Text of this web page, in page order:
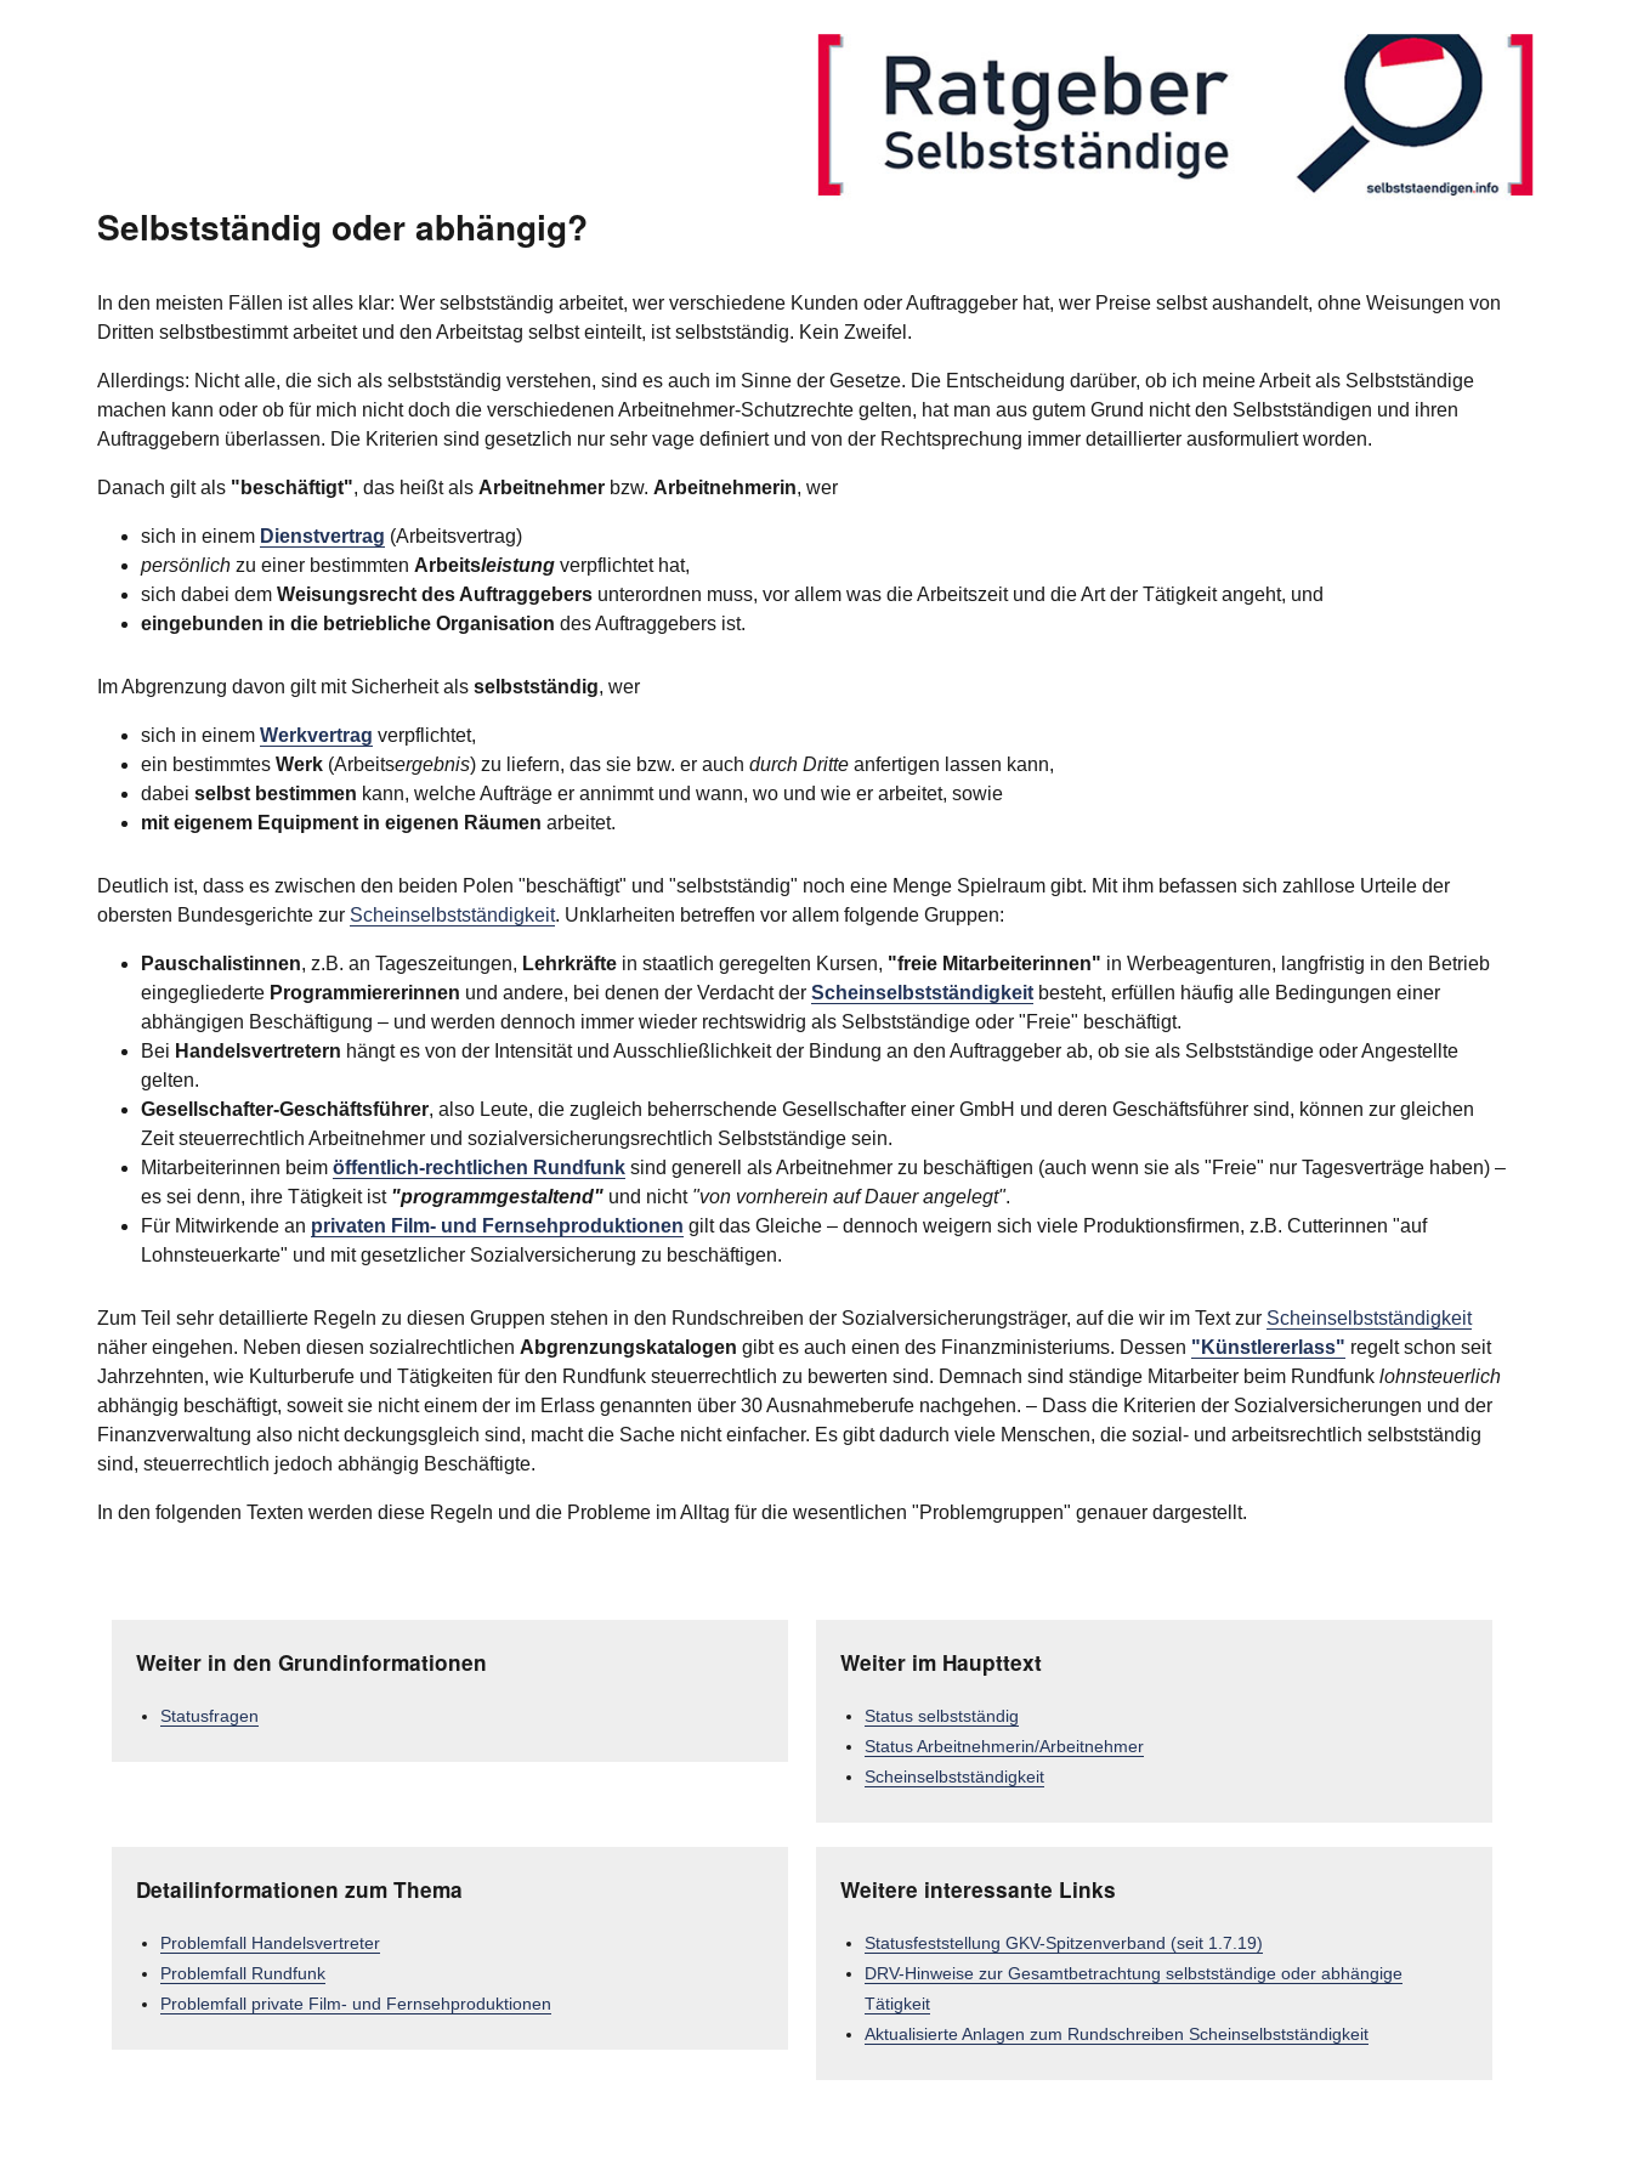
Selbstständig oder abhängig?
In den meisten Fällen ist alles klar: Wer selbstständig arbeitet, wer verschiedene Kunden oder Auftraggeber hat, wer Preise selbst aushandelt, ohne Weisungen von
Dritten selbstbestimmt arbeitet und den Arbeitstag selbst einteilt, ist selbstständig. Kein Zweifel.
Allerdings: Nicht alle, die sich als selbstständig verstehen, sind es auch im Sinne der Gesetze. Die Entscheidung darüber, ob ich meine Arbeit als Selbstständige
machen kann oder ob für mich nicht doch die verschiedenen Arbeitnehmer-Schutzrechte gelten, hat man aus gutem Grund nicht den Selbstständigen und ihren
Auftraggebern überlassen. Die Kriterien sind gesetzlich nur sehr vage definiert und von der Rechtsprechung immer detaillierter ausformuliert worden.
Danach gilt als "beschäftigt", das heißt als Arbeitnehmer bzw. Arbeitnehmerin, wer
sich in einem Dienstvertrag (Arbeitsvertrag)
persönlich zu einer bestimmten Arbeitsleistung verpflichtet hat,
sich dabei demWeisungsrecht des Auftraggebers unterordnen muss, vor allem was die Arbeitszeit und die Art der Tätigkeit angeht, und
eingebunden in die betriebliche Organisation des Auftraggebers ist.
Im Abgrenzung davon gilt mit Sicherheit alsselbstständig, wer
sich in einemWerkvertrag verpflichtet,
ein bestimmtesWerk (Arbeitsergebnis) zu liefern, das sie bzw. er auchdurch Dritte anfertigen lassen kann,
dabeiselbst bestimmen kann, welche Aufträge er annimmt und wann, wo und wie er arbeitet, sowie
mit eigenem Equipment in eigenen Räumen arbeitet.
Deutlich ist, dass es zwischen den beiden Polen "beschäftigt" und "selbstständig" noch eine Menge Spielraum gibt. Mit ihm befassen sich zahllose Urteile der
obersten Bundesgerichte zur Scheinselbstständigkeit. Unklarheiten betreffen vor allem folgende Gruppen:
Pauschalistinnen, z.B. an Tageszeitungen, Lehrkräfte in staatlich geregelten Kursen, "freie Mitarbeiterinnen" in Werbeagenturen, langfristig in den Betrieb
eingegliederte Programmiererinnen und andere, bei denen der Verdacht derScheinselbstständigkeit besteht, erfüllen häufig alle Bedingungen einer
abhängigen Beschäftigung – und werden dennoch immer wieder rechtswidrig als Selbstständige oder "Freie" beschäftigt.
Bei Handelsvertretern hängt es von der Intensität und Ausschließlichkeit der Bindung an den Auftraggeber ab, ob sie als Selbstständige oder Angestellte
gelten.
Gesellschafter-Geschäftsführer, also Leute, die zugleich beherrschende Gesellschafter einer GmbH und deren Geschäftsführer sind, können zur gleichen
Zeit steuerrechtlich Arbeitnehmer und sozialversicherungsrechtlich Selbstständige sein.
Mitarbeiterinnen beimöffentlich-rechtlichen Rundfunk sind generell als Arbeitnehmer zu beschäftigen (auch wenn sie als "Freie" nur Tagesverträge haben) –
es sei denn, ihre Tätigkeit ist "programmgestaltend" und nicht "von vornherein auf Dauer angelegt".
Für Mitwirkende an privaten Film- und Fernsehproduktionen gilt das Gleiche – dennoch weigern sich viele Produktionsfirmen, z.B. Cutterinnen "auf
Lohnsteuerkarte" und mit gesetzlicher Sozialversicherung zu beschäftigen.
Zum Teil sehr detaillierte Regeln zu diesen Gruppen stehen in den Rundschreiben der Sozialversicherungsträger, auf die wir im Text zur Scheinselbstständigkeit
näher eingehen. Neben diesen sozialrechtlichen Abgrenzungskatalogen gibt es auch einen des Finanzministeriums. Dessen "Künstlererlass" regelt schon seit
Jahrzehnten, wie Kulturberufe und Tätigkeiten für den Rundfunk steuerrechtlich zu bewerten sind. Demnach sind ständige Mitarbeiter beim Rundfunklohnsteuerlich
abhängig beschäftigt, soweit sie nicht einem der im Erlass genannten über 30 Ausnahmeberufe nachgehen. – Dass die Kriterien der Sozialversicherungen und der
Finanzverwaltung also nicht deckungsgleich sind, macht die Sache nicht einfacher. Es gibt dadurch viele Menschen, die sozial- und arbeitsrechtlich selbstständig
sind, steuerrechtlich jedoch abhängig Beschäftigte.
In den folgenden Texten werden diese Regeln und die Probleme im Alltag für die wesentlichen "Problemgruppen" genauer dargestellt.
Weiter in den Grundinformationen
Statusfragen
Weiter im Haupttext
Status selbstständig
Status Arbeitnehmerin/Arbeitnehmer
Scheinselbstständigkeit
Detailinformationen zum Thema
Problemfall Handelsvertreter
Problemfall Rundfunk
Problemfall private Film- und Fernsehproduktionen
Weitere interessante Links
Statusfeststellung GKV-Spitzenverband (seit 1.7.19)
DRV-Hinweise zur Gesamtbetrachtung selbstständige oder abhängige
Tätigkeit
Aktualisierte Anlagen zum Rundschreiben Scheinselbstständigkeit